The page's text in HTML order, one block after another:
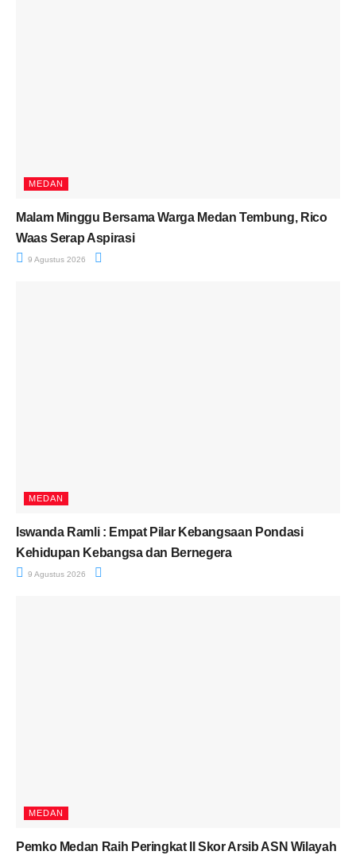
MEDAN
Malam Minggu Bersama Warga Medan Tembung, Rico
Waas Serap Aspirasi
9 Agustus 2026
MEDAN
Iswanda Ramli : Empat Pilar Kebangsaan Pondasi
Kehidupan Kebangsa dan Bernegera
9 Agustus 2026
MEDAN
Pemko Medan Raih Peringkat II Skor Arsib ASN Wilayah